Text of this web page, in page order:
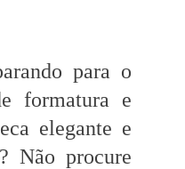
para o
formatura e
elegante e
Não procure